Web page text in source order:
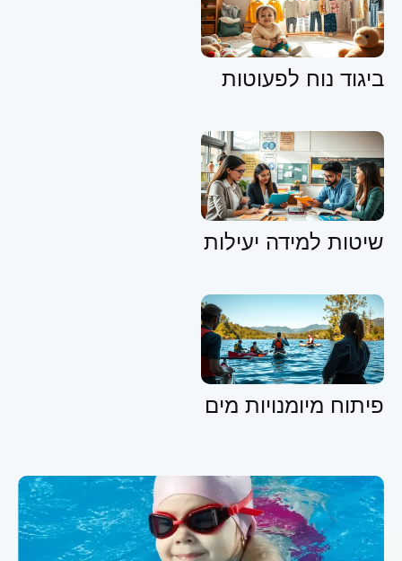
ביגוד נוח לפעוטות
שיטות למידה יעילות
פיתוח מיומנויות מים